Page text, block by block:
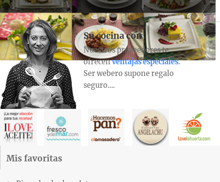
Su cocina con
Nuestros proveedores te
ofrecenventajas especiales.
Ser webero supone regalo
seguro….
Mis favoritas